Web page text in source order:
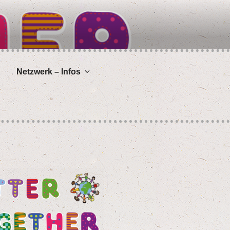
Netz­werk – Infos